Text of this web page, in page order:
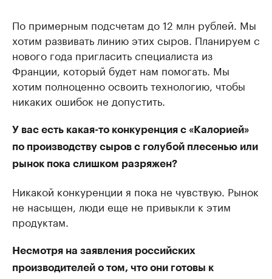
По примерным подсчетам до 12 млн рублей. Мы
хотим развивать линию этих сыров. Планируем с
нового года пригласить специалиста из
Франции, который будет нам помогать. Мы
хотим полноценно освоить технологию, чтобы
никаких ошибок не допустить.
У вас есть какая-то конкуренция с «Калорией»
по производству сыров с голубой плесенью или
рынок пока слишком разряжен?
Никакой конкуренции я пока не чувствую. Рынок
не насыщен, люди еще не привыкли к этим
продуктам.
Несмотря на заявления российских
производителей о том, что они готовы к